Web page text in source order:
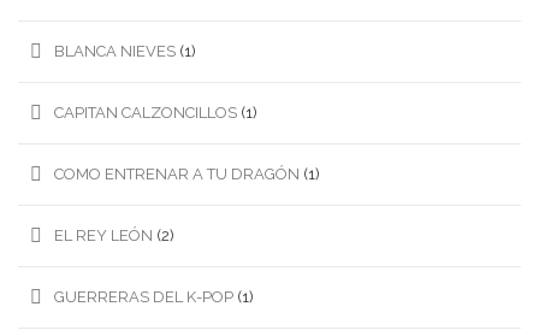
BLANCA NIEVES (1)
CAPITAN CALZONCILLOS (1)
COMO ENTRENAR A TU DRAGÓN (1)
EL REY LEÓN (2)
GUERRERAS DEL K-POP (1)